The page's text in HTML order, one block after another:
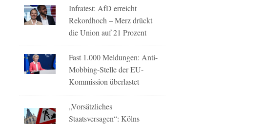
Infratest: AfD erreicht
Rekordhoch – Merz drückt
die Union auf 21 Prozent
Fast 1.000 Meldungen: Anti-
Mobbing-Stelle der EU-
Kommission überlastet
„Vorsätzliches
Staatsversagen“: Kölns